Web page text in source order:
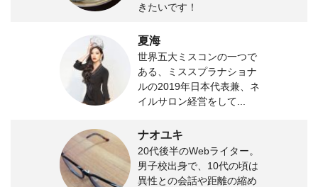
きたいです！
夏海
世界五大ミスコンの一つで
ある、ミススプラナショナ
ルの2019年日本代表兼、ネ
イルサロン経営をして...
ナオユキ
20代後半のWebライター。
男子校出身で、10代の頃は
異性との会話や距離の縮め